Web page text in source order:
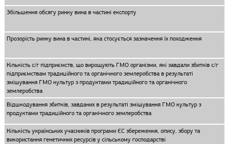
Збільшення обсягу ринку вина в частині експорту
Прозорість ринку вина в частині, яка стосується зазначення їх походження
Кількість с/г підприємств, що вирощують ГМО організми, які завдали збитків с/г
підприємствам традиційного та органічного землеробства в результаті
змішування ГМО культур з продуктами традиційного та органічного
землеробства
Відшкодування збитків, завданих в результаті змішування ГМО культур з
продуктами традиційного та органічного землеробства
Кількість українських учасників програми ЄС збереження, опису, збору та
використання генетичних ресурсів у сільському господарстві